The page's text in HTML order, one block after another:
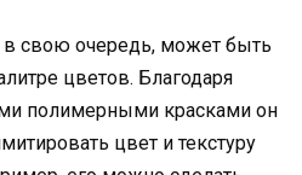
свою очередь, может быть
цветов. Благодаря
полимерными красками он
цвет и текстуру